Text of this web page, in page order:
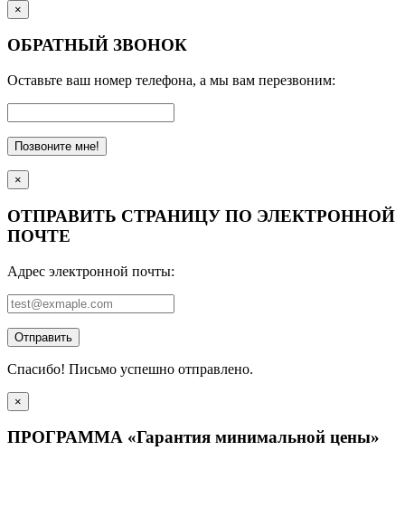
×
ОБРАТНЫЙ ЗВОНОК
Оставьте ваш номер телефона, а мы вам перезвоним:
Позвоните мне!
×
ОТПРАВИТЬ СТРАНИЦУ ПО ЭЛЕКТРОННОЙ
ПОЧТЕ
Адрес электронной почты:
Отправить
Спасибо! Письмо успешно отправлено.
×
ПРОГРАММА «Гарантия минимальной цены»